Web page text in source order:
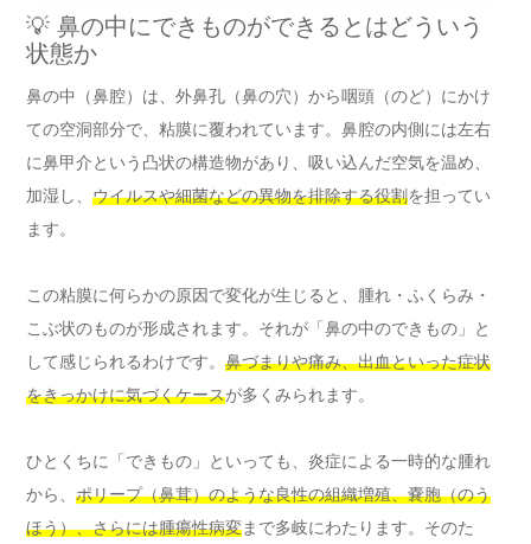
💡 鼻の中にできものができるとはどういう
状態か
鼻の中（鼻腔）は、外鼻孔（鼻の穴）から咽頭（のど）にかけ
ての空洞部分で、粘膜に覆われています。鼻腔の内側には左右
に鼻甲介という凸状の構造物があり、吸い込んだ空気を温め、
加湿し、 ウイルスや細菌などの異物を排除する役割を担ってい
ます。
この粘膜に何らかの原因で変化が生じると、腫れ・ふくらみ・
こぶ状のものが形成されます。それが「鼻の中のできもの」と
して感じられるわけです。 鼻づまりや痛み、出血といった症状
をきっかけに気づくケースが多くみられます。
ひとくちに「できもの」といっても、炎症による一時的な腫れ
から、 ポリープ（鼻茸）のような良性の組織増殖、嚢胞（のう
ほう）、さらには腫瘍性病変まで多岐にわたります。そのた